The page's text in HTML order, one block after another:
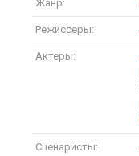
Жанр:
Режиссеры:
Актеры:
Сценаристы: